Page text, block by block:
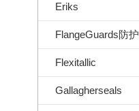
Eriks
FlangeGuards防护
Flexitallic
Gallagherseals